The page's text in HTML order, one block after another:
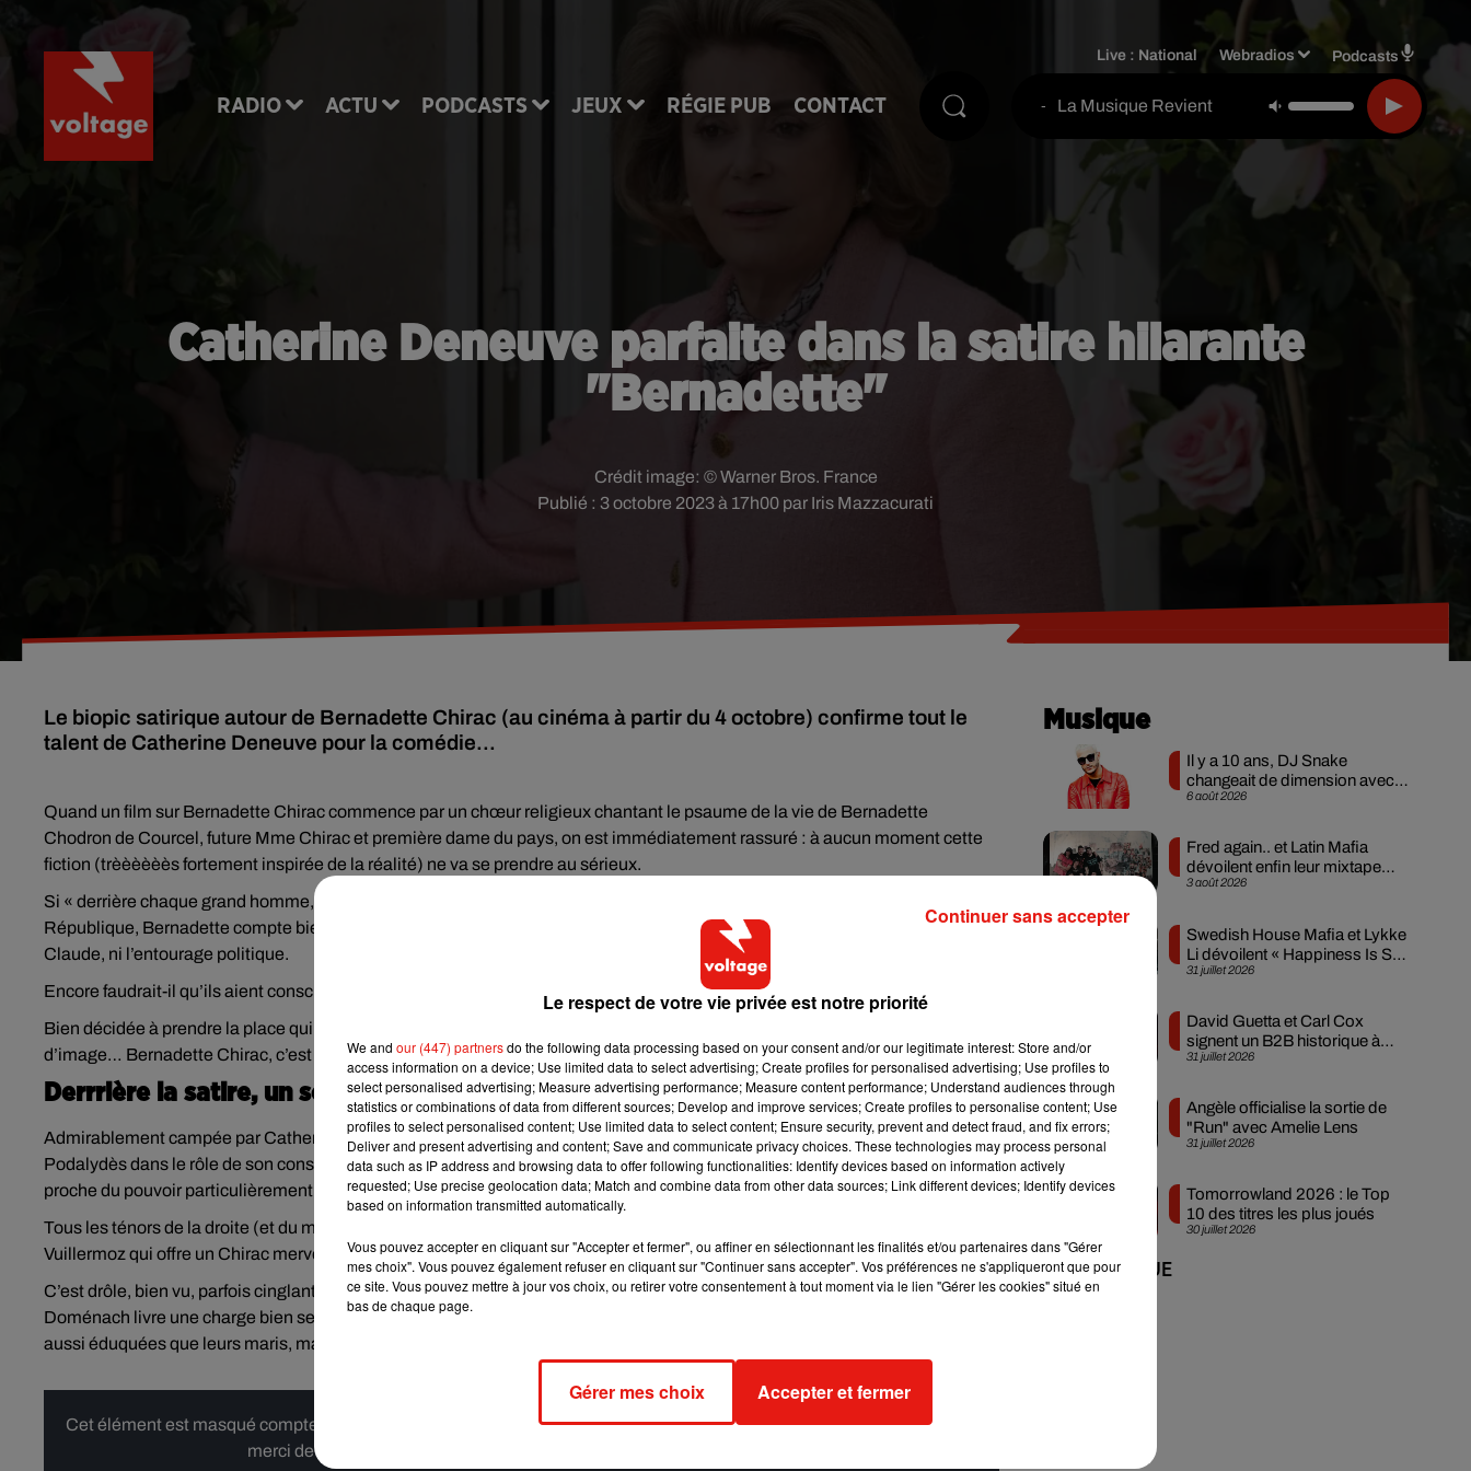
RADIO ACTU PODCASTS JEUX RÉGIE PUB CONTACT
Live : National Webradios Podcasts
- La Musique Revient
Catherine Deneuve parfaite dans la satire hilarante
"Bernadette"
Publié : 3 octobre 2023 à 17h00 par Iris Mazzacurati
Crédit image: © Warner Bros. France
Le biopic satirique autour de Bernadette Chirac (au cinéma à partir du 4 octobre) confirme tout le
talent de Catherine Deneuve pour la comédie...
Quand un film sur Bernadette Chirac commence par un chœur religieux chantant le psaume de la vie de Bernadette
Chodron de Courcel, future Mme Chirac et première dame du pays, on est immédiatement rassuré : à aucun moment cette
fiction (trèèèèèès fortement inspirée de la réalité) ne va se prendre au sérieux.
Si « derrière chaque grand homme, se cache une femme... », ce 7 mai 1995, lorsque son Jacques devient président de la
République, Bernadette compte bien sortir de l’ombre. Sauf que personne ne l’entend de cette oreille : ni Chirac, ni sa fille
Claude, ni l’entourage politique.
Encore faudrait-il qu’ils aient conscience qu’elle existe et que c’est elle la tête pensante du couple.
Bien décidée à prendre la place qui lui est due, la première Dame va devoir s’accrocher. D’autant plus qu’en termes
d’image… Bernadette Chirac, c’est pas Lady Di.
Derrrière la satire, un sous-texte très actuel
Admirablement campée par Catherine Deneuve dont le talent pour la comédie n’est plus à démontrer, elle tient avec Denis
Podalydès dans le rôle de son conseiller en image, un duo savoureux et sympathique tentant d’exister dans un monde
proche du pouvoir particulièrement phallocrate.
Tous les ténors de la droite (et du monde politique en général) en prennent pour leur grade. Mention spéciale à Michel
Vuillermoz qui offre un Chirac merveilleusement goujat et paumé sans sa femme.
C’est drôle, bien vu, parfois cinglant, toujours "bon enfant". Mais qu’on ne s’y trompe pas : sous la satire hilarante, Léa
Doménach livre une charge bien sentie - et toujours très actuelle - contre la situation des femmes dans la société, souvent
aussi éduquées que leurs maris, mais qui se mettent en retrait pour leur laisser la place.
Cet élément est masqué compte-tenu du refus du dépôt de cookies que vous avez exprimé. Si vous souhaitez l'afficher,
merci de nous donner votre accord en cliquant sur le bouton ci-dessous.
Musique
6 août 2026
Il y a 10 ans, DJ Snake
changeait de dimension avec
son premier...
3 août 2026
Fred again.. et Latin Mafia
dévoilent enfin leur mixtape
créée en...
31 juillet 2026
Swedish House Mafia et Lykke
Li dévoilent « Happiness Is So
Sad »
31 juillet 2026
David Guetta et Carl Cox
signent un B2B historique à
Ibiza
31 juillet 2026
Angèle officialise la sortie de
"Run" avec Amelie Lens
30 juillet 2026
Tomorrowland 2026 : le Top
10 des titres les plus joués
+ DE MUSIQUE
Le respect de votre vie privée est notre priorité
We and our (447) partnersdo the following data processing based on your consent and/or our legitimate interest: Store and/or
access information on a device; Use limited data to select advertising; Create profiles for personalised advertising; Use profiles to
select personalised advertising; Measure advertising performance; Measure content performance; Understand audiences through
statistics or combinations of data from different sources; Develop and improve services; Create profiles to personalise content; Use
profiles to select personalised content; Use limited data to select content; Ensure security, prevent and detect fraud, and fix errors;
Deliver and present advertising and content; Save and communicate privacy choices. These technologies may process personal
data such as IP address and browsing data to offer following functionalities: Identify devices based on information actively
requested; Use precise geolocation data; Match and combine data from other data sources; Link different devices; Identify devices
based on information transmitted automatically.
Vous pouvez accepter en cliquant sur "Accepter et fermer", ou affiner en sélectionnant les finalités et/ou partenaires dans "Gérer
mes choix". Vous pouvez également refuser en cliquant sur "Continuer sans accepter". Vos préférences ne s'appliqueront que pour
ce site. Vous pouvez mettre à jour vos choix, ou retirer votre consentement à tout moment via le lien "Gérer les cookies" situé en
bas de chaque page.
Gérer mes choix Accepter et fermer
Continuer sans accepter